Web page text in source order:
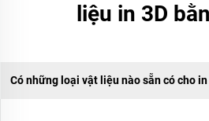
liệu in 3D
Có những loại vật liệu nào sẵn có cho